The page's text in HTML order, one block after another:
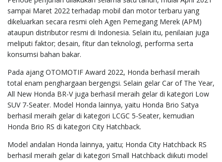
sampai Maret 2022 terhadap mobil dan motor terbaru yang
dikeluarkan secara resmi oleh Agen Pemegang Merek (APM)
ataupun distributor resmi di Indonesia. Selain itu, penilaian juga
meliputi faktor; desain, fitur dan teknologi, performa serta
konsumsi bahan bakar.
Pada ajang OTOMOTIF Award 2022, Honda berhasil meraih
total enam penghargaan bergengsi. Selain gelar Car of The Year,
All New Honda BR-V juga berhasil meraih gelar di kategori Low
SUV 7-Seater. Model Honda lainnya, yaitu Honda Brio Satya
berhasil meraih gelar di kategori LCGC 5-Seater, kemudian
Honda Brio RS di kategori City Hatchback.
Model andalan Honda lainnya, yaitu; Honda City Hatchback RS
berhasil meraih gelar di kategori Small Hatchback diikuti model